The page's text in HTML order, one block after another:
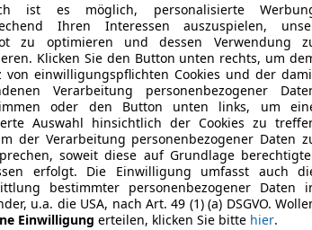
ist es möglich, personalisierte
Ihren Interessen auszuspielen,
zu optimieren und dessen Verwendung
Klicken Sie den Button unten rechts, um
von einwilligungspflichten Cookies und der
Verarbeitung personenbezogener
oder den Button unten links, um
Auswahl hinsichtlich der Cookies zu
der Verarbeitung personenbezogener Daten
soweit diese auf Grundlage
erfolgt. Die Einwilligung umfasst auch
bestimmter personenbezogener Daten
u.a. die USA, nach Art. 49 (1) (a) DSGVO.
Einwilligung erteilen, klicken Sie bitte hier.